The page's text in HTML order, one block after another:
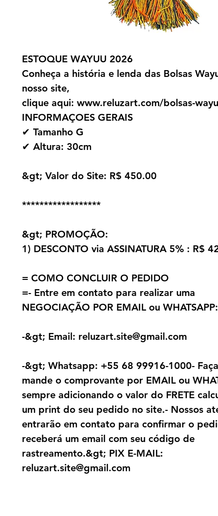
ESTOQUE WAYUU 2026
Conheça a história e lenda das Bolsas
nosso site,
clique aqui: www.reluzart.com/bolsas-
INFORMAÇOES GERAIS
✔ Tamanho G
✔ Altura: 30cm
&gt; Valor do Site: R$ 450.00
******************
&gt; PROMOÇÃO:
1) DESCONTO via ASSINATURA 5% : R$
= COMO CONCLUIR O PEDIDO
=- Entre em contato para realizar uma
NEGOCIAÇÃO POR EMAIL ou WHATSAPP:
-&gt; Email: reluzart.site@gmail.com
-&gt; Whatsapp: +55 68 99916-1000-
mande o comprovante por EMAIL ou
sempre adicionando o valor do FRETE
um print do seu pedido no site.- Nossos
entrarão em contato para confirmar o
receberá um email com seu código de
rastreamento.&gt; PIX E-MAIL:
reluzart.site@gmail.com